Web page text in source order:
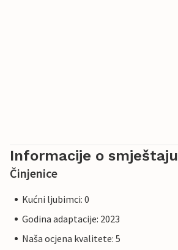
Informacije o smještaju
Činjenice
Kućni ljubimci: 0
Godina adaptacije: 2023
Naša ocjena kvalitete: 5